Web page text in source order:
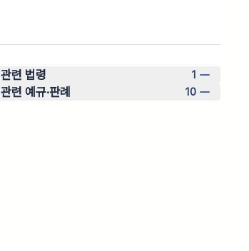
관련 법령 1
관련 예규·판례 10